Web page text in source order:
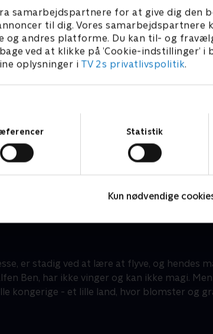
samarbejdspartnere for at give dig den
til dig. Vores samarbejdspartnere
andres platforme. Du kan til- og
ved at klikke på ’Cookie-indstillinger’ i
oplysninger i TV 2s privatlivspolitik.
Statistik
Kun nødvendige
er stadig ved at lære at flyve, og hendes
Ben, har ikke vinger og kan ikke magi.
kongerige - et lille land, hvor blomster og